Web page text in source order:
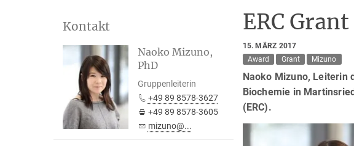
ERC
15. MÄRZ 2017
Award
Grant Mizuno
Naoko Mizuno, Leiterin
Biochemie in
(ERC).
Kontakt
Naoko Mizuno,
PhD
Gruppenleiterin
+49 89 8578-3627
+49 89 8578-3605
mizuno@...